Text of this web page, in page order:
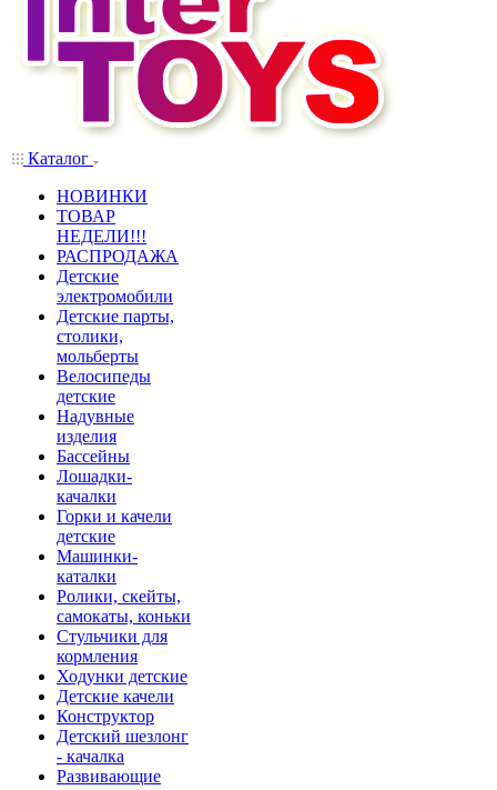
Каталог
НОВИНКИ
ТОВАР
НЕДЕЛИ!!!
РАСПРОДАЖА
Детские
электромобили
Детские парты,
столики,
мольберты
Велосипеды
детские
Надувные
изделия
Бассейны
Лошадки-
качалки
Горки и качели
детские
Машинки-
каталки
Ролики, скейты,
самокаты, коньки
Стульчики для
кормления
Ходунки детские
Детские качели
Конструктор
Детский шезлонг
- качалка
Развивающие